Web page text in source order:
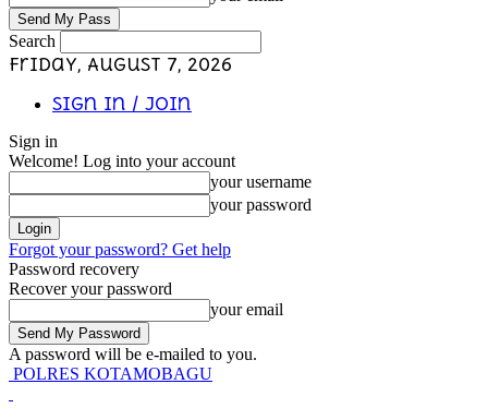
Search
Friday, August 7, 2026
Sign in / Join
Sign in
Welcome! Log into your account
your username
your password
Forgot your password? Get help
Password recovery
Recover your password
your email
A password will be e-mailed to you.
POLRES KOTAMOBAGU